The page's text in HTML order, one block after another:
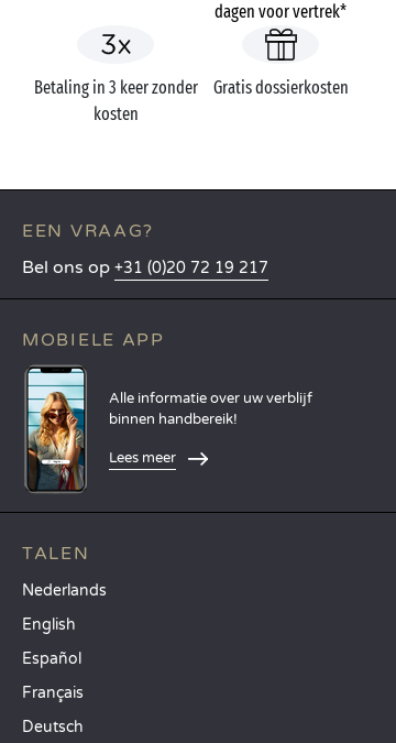
dagen voor vertrek*
Betaling in 3 keer zonder
kosten
Gratis dossierkosten
EEN VRAAG?
Bel ons op +31 (0)20 72 19 217
MOBIELE APP
Alle informatie over uw verblijf
binnen handbereik!
Lees meer
TALEN
Nederlands
English
Español
Français
Deutsch